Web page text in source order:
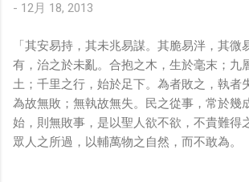
- 12月 18, 2013
「其安易持，其未兆易謀。其脆易泮，其微
有，治之於未亂。合抱之木，生於毫末；九
土；千里之行，始於足下。為者敗之，執者
為故無敗；無執故無失。民之從事，常於幾
始，則無敗事，是以聖人欲不欲，不貴難得
眾人之所過，以輔萬物之自然，而不敢為。